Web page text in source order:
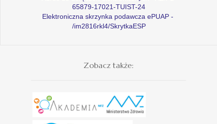
65879-17021-TUIST-24
Elektroniczna skrzynka podawcza ePUAP -
/im2816rkl4/SkrytkaESP
Zobacz także: